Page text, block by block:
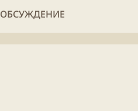
ч
е
н
ОБСУЖДЕНИЕ